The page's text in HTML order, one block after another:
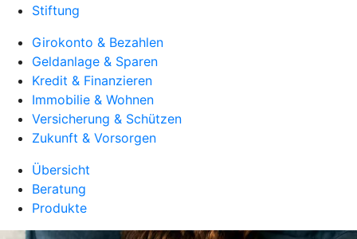
Stiftung
Girokonto & Bezahlen
Geldanlage & Sparen
Kredit & Finanzieren
Immobilie & Wohnen
Versicherung & Schützen
Zukunft & Vorsorgen
Übersicht
Beratung
Produkte